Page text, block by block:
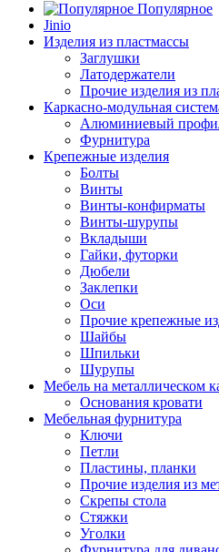
Популярное
Jinio
Изделия из пластмассы
Заглушки
Латодержатели
Прочие изделия из
Каркасно-модульная
Алюминиевый
Фурнитура
Крепежные изделия
Болты
Винты
Винты-конфирматы
Винты-шурупы
Вкладыши
Гайки, футорки
Дюбели
Заклепки
Оси
Прочие крепежные
Шайбы
Шпильки
Шурупы
Мебель на металлическом
Основания кровати
Мебельная фурнитура
Ключи
Петли
Пластины, планки
Прочие изделия из
Скрепы стола
Стяжки
Уголки